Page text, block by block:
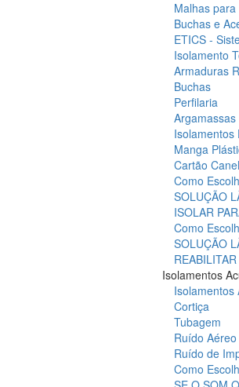
Malhas para
Buchas e
ETICS -
Isolamento
Armaduras
Buchas
Perfilaria
Argamassas
Isolamentos
Manga
Cartão
Como
SOLUÇÃO
ISOLAR
Como
SOLUÇÃO
Isolamentos
Isolamentos
Cortiça
Tubagem
Ruído Aéreo
Ruído de
Como